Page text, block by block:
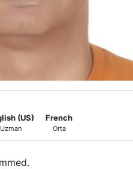
(US)
Uzman
French
Orta